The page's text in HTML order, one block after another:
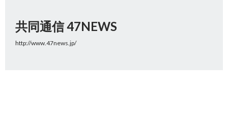
共同通信 47NEWS
http://www.47news.jp/